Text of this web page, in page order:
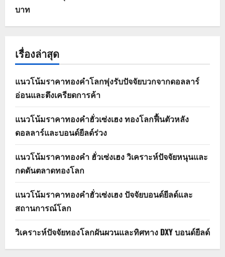
บาท
เรื่องล่าสุด
แนวโน้มราคาทองคำโลกพุ่งรับปัจจัยบวกจากดอลลาร์
อ่อนและตึงเครียดการค้า
แนวโน้มราคาทองคำฮั่วเซ่งเฮง ทองโลกฟื้นตัวหลัง
ดอลลาร์และบอนด์ยีลด์ร่วง
แนวโน้มราคาทองคำ ฮั่วเซ่งเฮง วิเคราะห์ปัจจัยหนุนและ
กดดันตลาดทองโลก
แนวโน้มราคาทองคำฮั่วเซ่งเฮง ปัจจัยบอนด์ยีลด์และ
สถานการณ์โลก
วิเคราะห์ปัจจัยทองโลกผันผวนและทิศทาง DXY บอนด์ยีลด์